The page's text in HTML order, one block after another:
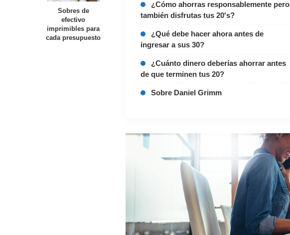
Sobres de
efectivo
imprimibles para
cada presupuesto
¿Cómo ahorras responsablemente pero
también disfrutas tus 20's?
¿Qué debe hacer ahora antes de
ingresar a sus 30?
¿Cuánto dinero deberías ahorrar antes
de que terminen tus 20?
Sobre Daniel Grimm